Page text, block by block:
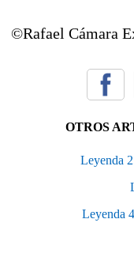
©Rafael Cámara
OTROS
Leyenda
Leyenda